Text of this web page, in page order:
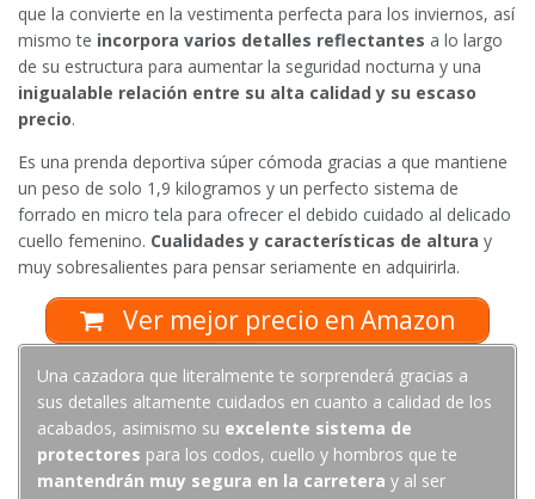
que la convierte en la vestimenta perfecta para los inviernos, así
mismo te incorpora varios detalles reflectantes a lo largo
de su estructura para aumentar la seguridad nocturna y una
inigualable relación entre su alta calidad y su escaso
precio.
Es una prenda deportiva súper cómoda gracias a que mantiene
un peso de solo 1,9 kilogramos y un perfecto sistema de
forrado en micro tela para ofrecer el debido cuidado al delicado
cuello femenino. Cualidades y características de altura y
muy sobresalientes para pensar seriamente en adquirirla.
Ver mejor precio en Amazon
Una cazadora que literalmente te sorprenderá gracias a
sus detalles altamente cuidados en cuanto a calidad de los
acabados, asimismo su excelente sistema de
protectores para los codos, cuello y hombros que te
mantendrán muy segura en la carretera y al ser